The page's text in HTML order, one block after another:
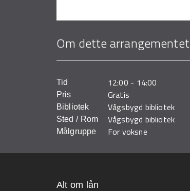
Om dette arrangementet
Tid 12:00 - 14:00
Pris Gratis
Bibliotek Vågsbygd bibliotek
Sted / Rom Vågsbygd bibliotek
Målgruppe For voksne
Alt om lån